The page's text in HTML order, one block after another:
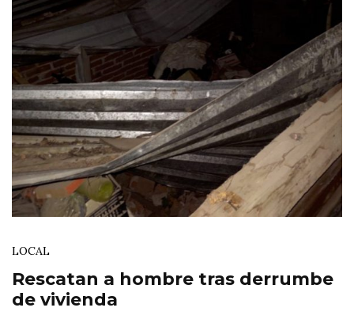
LOCAL
Rescatan a hombre tras derrumbe
de vivienda